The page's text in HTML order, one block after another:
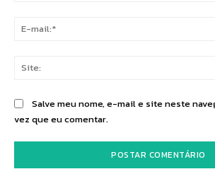
Salve meu nome, e-mail e site neste
vez que eu comentar.